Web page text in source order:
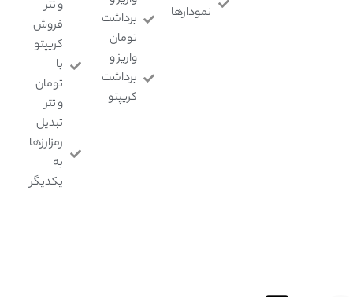
نمودارها
برداشت
تومان
واریز و
برداشت
کریپتو
و تتر
فروش
کریپتو
با
تومان
و تتر
تبدیل
رمزارزها
به
یکدیگر